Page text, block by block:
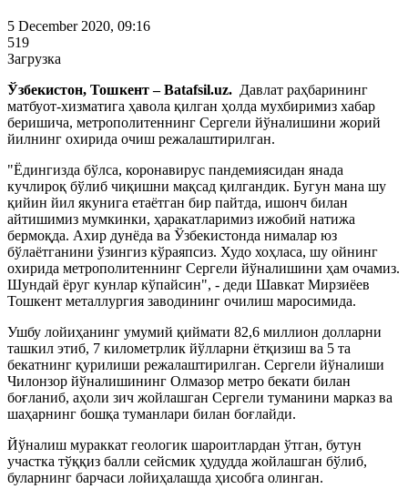
5 December 2020, 09:16
519
Загрузка
Ўзбекистон, Тошкент – Batafsil.uz. Давлат раҳбарининг
матбуот-хизматига ҳавола қилган ҳолда мухбиримиз хабар
беришича, метрополитеннинг Сергели йўналишини жорий
йилнинг охирида очиш режалаштирилган.
"Ёдингизда бўлса, коронавирус пандемиясидан янада
кучлироқ бўлиб чиқишни мақсад қилгандик. Бугун мана шу
қийин йил якунига етаётган бир пайтда, ишонч билан
айтишимиз мумкинки, ҳаракатларимиз ижобий натижа
бермоқда. Ахир дунёда ва Ўзбекистонда нималар юз
бўлаётганини ўзингиз кўраяпсиз. Худо хоҳласа, шу ойнинг
охирида метрополитеннинг Сергели йўналишини ҳам очамиз.
Шундай ёруг кунлар кўпайсин", - деди Шавкат Мирзиёев
Тошкент металлургия заводининг очилиш маросимида.
Ушбу лойиҳанинг умумий қиймати 82,6 миллион долларни
ташкил этиб, 7 километрлик йўлларни ётқизиш ва 5 та
бекатнинг қурилиши режалаштирилган. Сергели йўналиши
Чилонзор йўналишининг Олмазор метро бекати билан
боғланиб, аҳоли зич жойлашган Сергели туманини марказ ва
шаҳарнинг бошқа туманлари билан боғлайди.
Йўналиш мураккат геологик шароитлардан ўтган, бутун
участка тўққиз балли сейсмик ҳудудда жойлашган бўлиб,
буларнинг барчаси лойиҳалашда ҳисобга олинган.